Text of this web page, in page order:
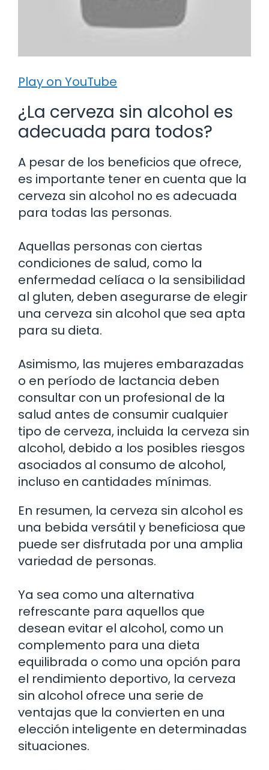
Play on YouTube
¿La cerveza sin alcohol es
adecuada para todos?
A pesar de los beneficios que ofrece,
es importante tener en cuenta que la
cerveza sin alcohol no es adecuada
para todas las personas.
Aquellas personas con ciertas
condiciones de salud, como la
enfermedad celíaca o la sensibilidad
al gluten, deben asegurarse de elegir
una cerveza sin alcohol que sea apta
para su dieta.
Asimismo, las mujeres embarazadas
o en período de lactancia deben
consultar con un profesional de la
salud antes de consumir cualquier
tipo de cerveza, incluida la cerveza sin
alcohol, debido a los posibles riesgos
asociados al consumo de alcohol,
incluso en cantidades mínimas.
En resumen, la cerveza sin alcohol es
una bebida versátil y beneficiosa que
puede ser disfrutada por una amplia
variedad de personas.
Ya sea como una alternativa
refrescante para aquellos que
desean evitar el alcohol, como un
complemento para una dieta
equilibrada o como una opción para
el rendimiento deportivo, la cerveza
sin alcohol ofrece una serie de
ventajas que la convierten en una
elección inteligente en determinadas
situaciones.